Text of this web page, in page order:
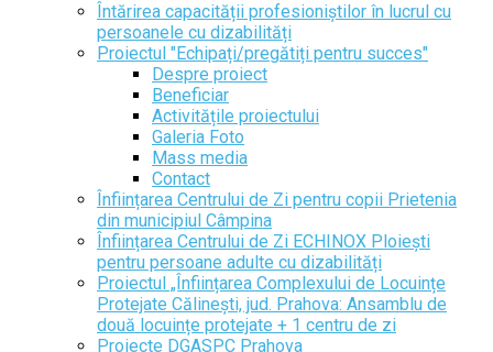
Întărirea capacității profesioniștilor în lucrul cu
persoanele cu dizabilități
Proiectul "Echipați/pregătiți pentru succes"
Despre proiect
Beneficiar
Activitățile proiectului
Galeria Foto
Mass media
Contact
Înființarea Centrului de Zi pentru copii Prietenia
din municipiul Câmpina
Înființarea Centrului de Zi ECHINOX Ploiești
pentru persoane adulte cu dizabilități
Proiectul „Înființarea Complexului de Locuințe
Protejate Călinești, jud. Prahova: Ansamblu de
două locuințe protejate + 1 centru de zi
Proiecte DGASPC Prahova